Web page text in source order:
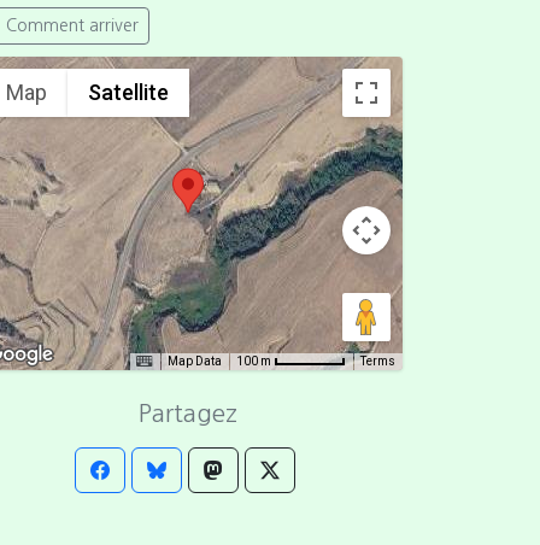
Comment arriver
Map Satellite
Map Data 100 m Terms
Partagez